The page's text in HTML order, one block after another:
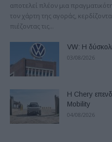
αποτελεί πλέον μια
τον χάρτη της αγοράς,
πιέζοντας τις...
VW: Η
03/08/2026
Η Chery
Mobility
04/08/2026